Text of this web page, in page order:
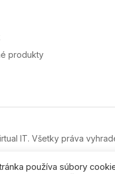
produkty
IT. Všetky práva
sú majetkom ich vlastníkov.
používa súbory